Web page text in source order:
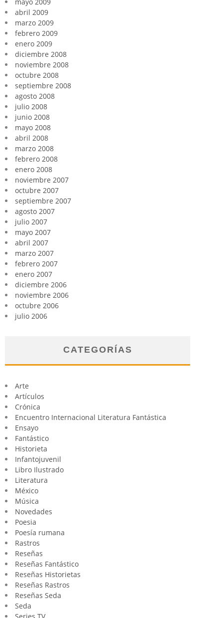
abril 2009
marzo 2009
febrero 2009
enero 2009
diciembre 2008
noviembre 2008
octubre 2008
septiembre 2008
agosto 2008
julio 2008
junio 2008
mayo 2008
abril 2008
marzo 2008
febrero 2008
enero 2008
noviembre 2007
octubre 2007
septiembre 2007
agosto 2007
julio 2007
mayo 2007
abril 2007
marzo 2007
febrero 2007
enero 2007
diciembre 2006
noviembre 2006
octubre 2006
julio 2006
CATEGORÍAS
Arte
Artículos
Crónica
Encuentro Internacional Literatura Fantástica
Ensayo
Fantástico
Historieta
Infantojuvenil
Libro Ilustrado
Literatura
México
Música
Novedades
Poesia
Poesía rumana
Rastros
Reseñas
Reseñas Fantástico
Reseñas Historietas
Reseñas Rastros
Reseñas Seda
Seda
Series TV